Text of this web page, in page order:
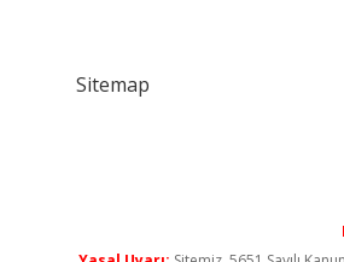
Sitemap